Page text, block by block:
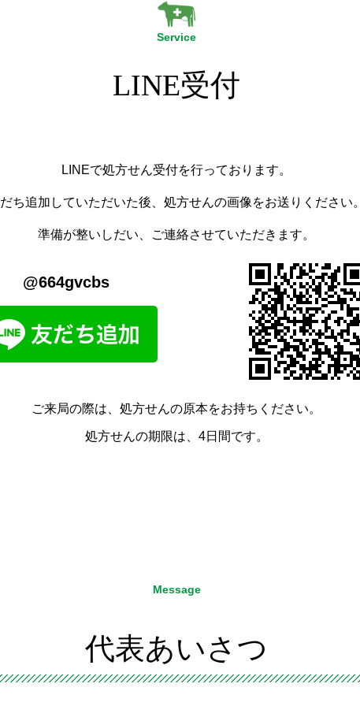
Service
LINE受付
LINEで処方せん受付を行っております。
ち追加していただいた後、処方せんの画像をお送りください。
準備が整いしだい、ご連絡させていただきます。
@664gvcbs
ご来局の際は、処方せんの原本をお持ちください。
処方せんの期限は、4日間です。
Message
代表あいさつ